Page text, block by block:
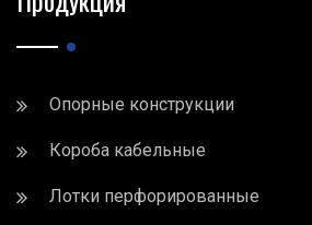
Опорные конструкции
Короба кабельные
Лотки перфорированные